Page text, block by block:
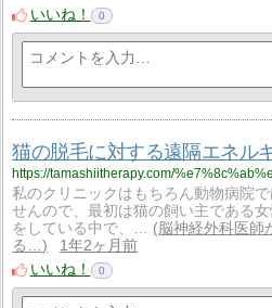
いいね！
0
猫の脱毛に対する遠隔エネル
私のクリニックはもちろん動物病院で
せんので、最初は猫の飼い主である
をしている中で、…
脳神経外科医師
る…
1年2ヶ月前
いいね！
0